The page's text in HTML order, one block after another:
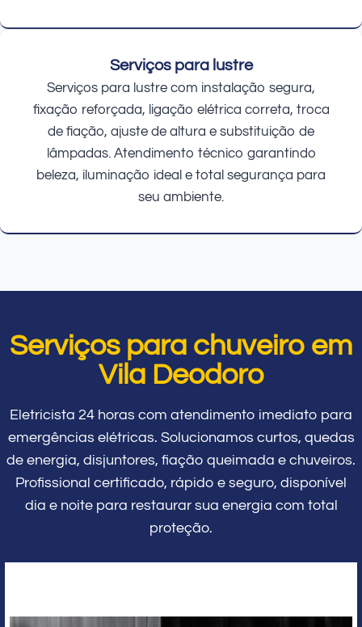
Serviços para lustre
Serviços para lustre com instalação segura,
fixação reforçada, ligação elétrica correta, troca
de fiação, ajuste de altura e substituição de
lâmpadas. Atendimento técnico garantindo
beleza, iluminação ideal e total segurança para
seu ambiente.
Serviços para chuveiro em
Vila Deodoro
Eletricista 24 horas com atendimento imediato para
emergências elétricas. Solucionamos curtos, quedas
de energia, disjuntores, fiação queimada e chuveiros.
Profissional certificado, rápido e seguro, disponível
dia e noite para restaurar sua energia com total
proteção.